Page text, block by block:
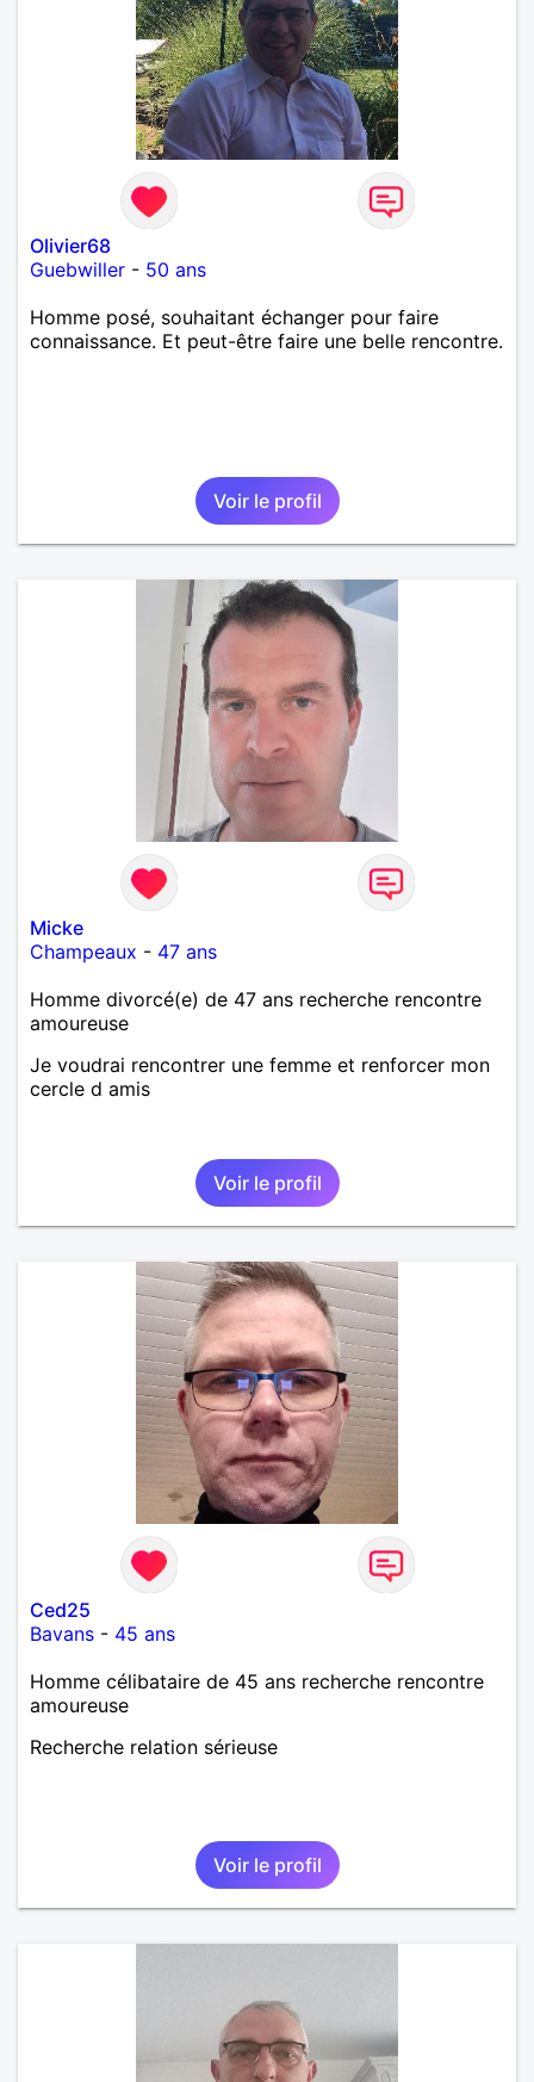
Olivier68
Guebwiller - 50 ans
Homme posé, souhaitant échanger pour faire
connaissance. Et peut-être faire une belle rencontre.
Voir le profil
Micke
Champeaux - 47 ans
Homme divorcé(e) de 47 ans recherche rencontre
amoureuse
Je voudrai rencontrer une femme et renforcer mon
cercle d amis
Voir le profil
Ced25
Bavans - 45 ans
Homme célibataire de 45 ans recherche rencontre
amoureuse
Recherche relation sérieuse
Voir le profil